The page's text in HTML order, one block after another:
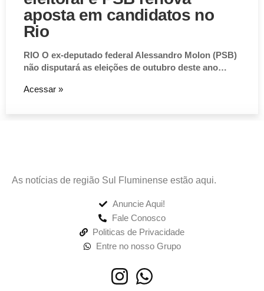
aposta em candidatos no
Rio
RIO O ex-deputado federal Alessandro Molon (PSB)
não disputará as eleições de outubro deste ano…
Acessar »
As notícias de região Sul Fluminense estão aqui.
Anuncie Aqui!
Fale Conosco
Politicas de Privacidade
Entre no nosso Grupo